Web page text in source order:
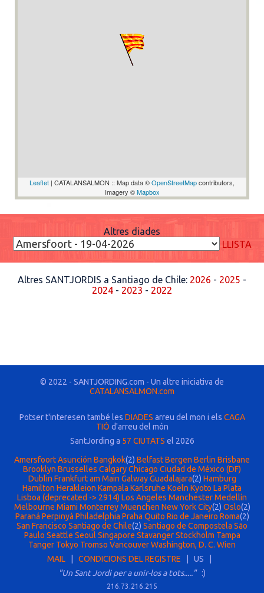
Leaflet | CATALANSALMON :: Map data ©OpenStreetMapcontributors,
Imagery ©Mapbox
Altres diades
LLISTA
Altres SANTJORDIS a Santiago de Chile: 2026 - 2025 -
2024 - 2023 - 2022
© 2022 - SANTJORDING.com - Un altre iniciativa de
CATALANSALMON.com
Potser t'interesen també les DIADES arreu del mon i els CAGA
TIÓ d'arreu del món
SantJording a 57 CIUTATS el 2026
AmersfoortAsunción Bangkok(2) BelfastBergen Berlin Brisbane
Brooklyn Brusselles CalgaryChicago Ciudad de México (DF)
Dublin Frankfurt am Main Galway Guadalajara(2) Hamburg
Hamilton Herakleion Kampala Karlsruhe Koeln Kyoto La Plata
Lisboa (deprecated -> 2914) Los Angeles ManchesterMedellín
Melbourne Miami Monterrey Muenchen New York City(2) Oslo(2)
Paraná Perpinyà Philadelphia Praha Quito Rio de Janeiro Roma(2)
San Francisco Santiago de Chile(2) Santiago de Compostela São
Paulo Seattle Seoul Singapore Stavanger Stockholm Tampa
Tanger Tokyo Tromso VancouverWashington, D. C. Wien
MAIL
CONDICIONS DEL REGISTRE | US |
"Un Sant Jordi per a unir-los a tots.....":)
216.73.216.215